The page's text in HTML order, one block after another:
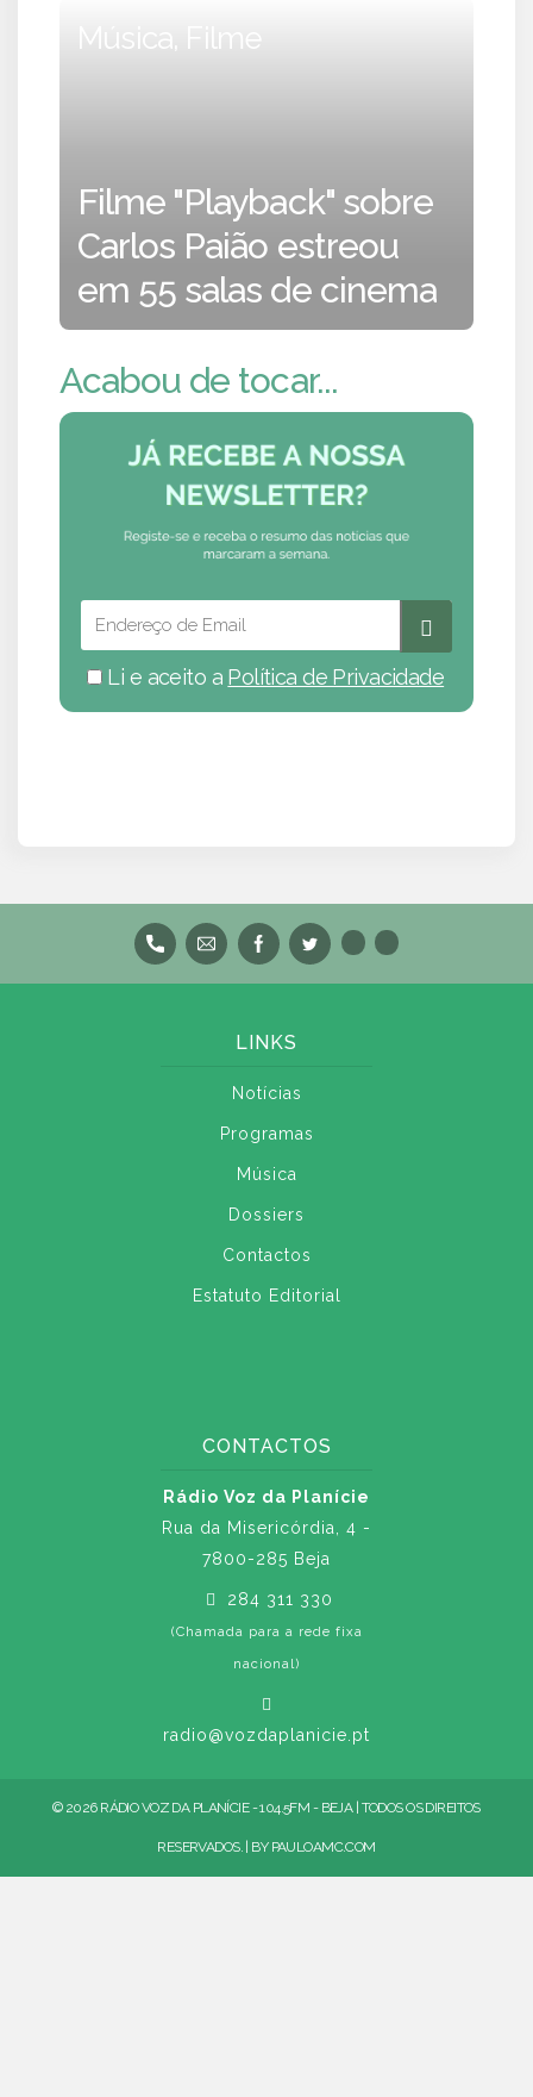
Música, Filme
Filme "Playback" sobre
Carlos Paião estreou
em 55 salas de cinema
Acabou de tocar...
Li e aceito a Política de Privacidade
LINKS
Notícias
Programas
Música
Dossiers
Contactos
Estatuto Editorial
CONTACTOS
Rádio Voz da Planície
Rua da Misericórdia, 4 -
7800-285 Beja
284 311 330
(Chamada para a rede fixa
nacional)
radio@vozdaplanicie.pt
© 2026 RÁDIO VOZ DA PLANÍCIE - 104.5FM - BEJA | TODOS OS DIREITOS
RESERVADOS. | BY PAULOAMC.COM